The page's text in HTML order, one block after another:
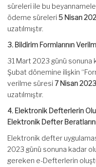
süreleri ile bu
ödeme süreleri 5 Nisan
uzatılmıştır.
3. Bildirim Formlarının
31 Mart 2023 günü
Şubat dönemine ilişkin
verilme süresi 7 Nisan 2023
uzatılmıştır.
4. Elektronik Defterlerin
Elektronik Defter
Elektronik defter
2023 günü sonuna kadar
gereken e-Defterlerin